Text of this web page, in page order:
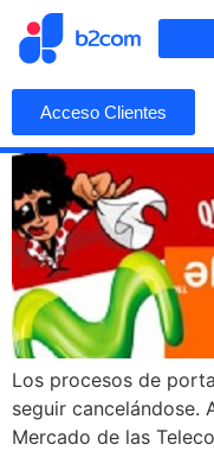
Acceso Clientes
Los procesos de
seguir cancelándose.
Mercado de las